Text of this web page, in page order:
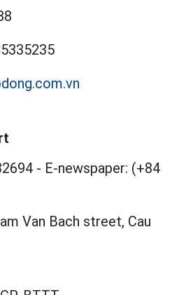
- E-newspaper: (+84
Van Bach street, Cau